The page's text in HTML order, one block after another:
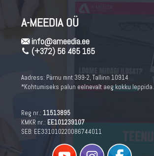
A-MEEDIA OÜ
info@ameedia.ee
(+372) 56 465 165
Aadress: Pärnu mnt 399-2, Tallinn 10914
*Kohtumiseks palun eelnevalt aeg kokku leppida.
Reg nr.: 11513895
KMKR nr.: EE101239107
SEB: EE331010220086744011